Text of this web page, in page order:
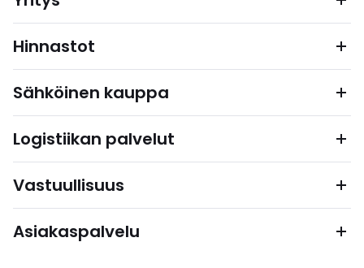
Hinnastot
Sähköinen kauppa
Logistiikan palvelut
Vastuullisuus
Asiakaspalvelu